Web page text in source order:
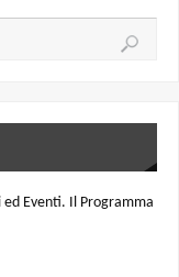
Eventi. Il Programma